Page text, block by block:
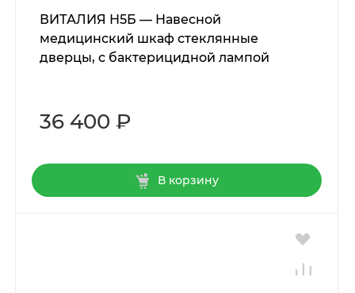
ВИТАЛИЯ Н5Б — Навесной
медицинский шкаф стеклянные
дверцы, с бактерицидной лампой
36 400 ₽
В корзину